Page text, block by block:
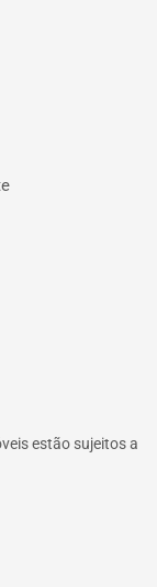
estão sujeitos a